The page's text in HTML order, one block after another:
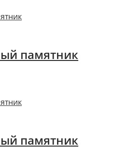
памятник
памятник